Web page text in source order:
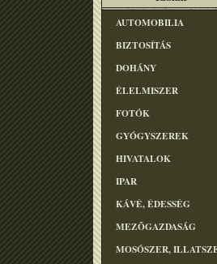
AUTOMOBILIA
BIZTOSÍTÁS
DOHÁNY
ÉLELMISZER
FOTÓK
GYÓGYSZEREK
HIVATALOK
IPAR
KÁVÉ, ÉDESSÉG
MEZÕGAZDASÁG
MOSÓSZER,